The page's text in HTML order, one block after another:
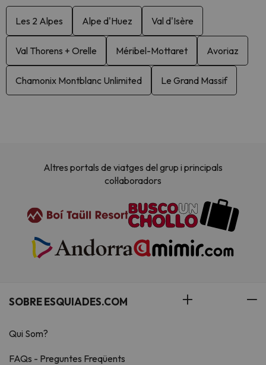
Les 2 Alpes Alpe d'Huez Val d'Isère
Val Thorens + Orelle Méribel-Mottaret Avoriaz
Chamonix Montblanc Unlimited Le Grand Massif
Altres portals de viatges del grup i principals
col·laboradors
SOBRE ESQUIADES.COM
Qui Som?
FAQs - Preguntes Freqüents